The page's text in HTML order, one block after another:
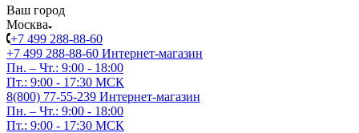
Ваш город
Москва
+7 499 288-88-60
+7 499 288-88-60 Интернет-магазин
Пн. – Чт.: 9:00 - 18:00
Пт.: 9:00 - 17:30 МСК
8(800) 77-55-239 Интернет-магазин
Пн. – Чт.: 9:00 - 18:00
Пт.: 9:00 - 17:30 МСК